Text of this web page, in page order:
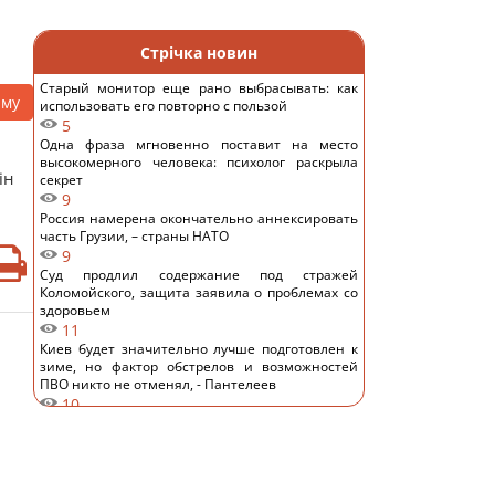
Стрічка новин
Старый монитор еще рано выбрасывать: как
использовать его повторно с пользой
5
Одна фраза мгновенно поставит на место
высокомерного человека: психолог раскрыла
секрет
9
Россия намерена окончательно аннексировать
часть Грузии, – страны НАТО
9
Суд продлил содержание под стражей
Коломойского, защита заявила о проблемах со
здоровьем
11
Киев будет значительно лучше подготовлен к
зиме, но фактор обстрелов и возможностей
ПВО никто не отменял, - Пантелеев
10